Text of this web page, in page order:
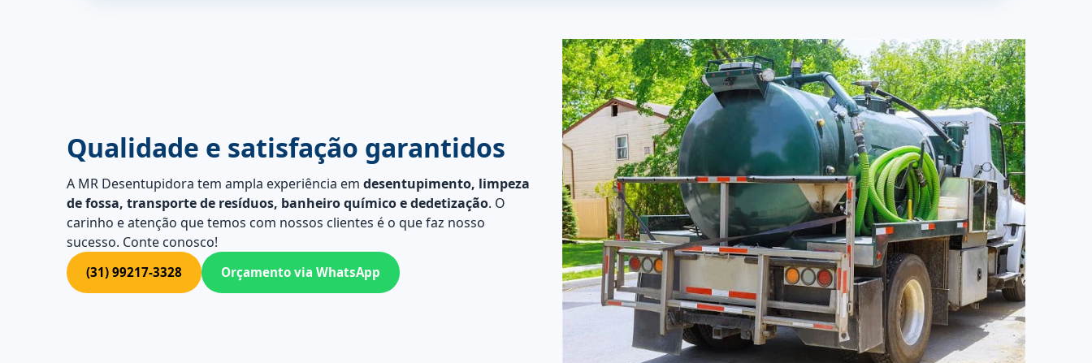
Qualidade e satisfação garantidos
A MR Desentupidora tem ampla experiência em desentupimento, limpeza
de fossa, transporte de resíduos, banheiro químico e dedetização. O
carinho e atenção que temos com nossos clientes é o que faz nosso
sucesso. Conte conosco!
(31) 99217-3328 Orçamento via WhatsApp